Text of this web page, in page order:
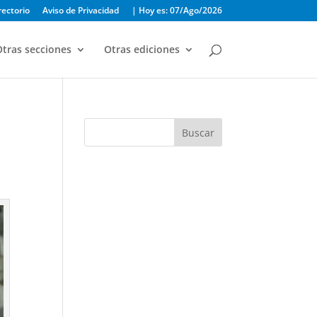
Aviso de Privacidad | Hoy es: 07/Ago/2026
secciones Otras ediciones
Buscar